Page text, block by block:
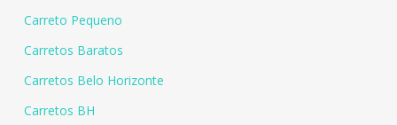
Carreto Pequeno
Carretos Baratos
Carretos Belo Horizonte
Carretos BH